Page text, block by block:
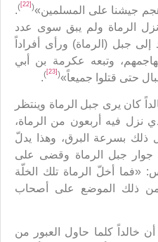
جيشنا على المسلمين»(
[22]
)
.
الرماة ولم يبق سوى عدد
جبل (الرماة) ورأى أفراداً
وتبعه عكرمة بن أبي
حتى قتلوا جميعاً»(
[23]
)
.
كان يرى جبل الرماة وينتظر
نزل فيه أربعون من الرماة،
ذلك بسرعة البرق، وهذا يدلّ
جوار جبل الرماة وقضى على
«فما أخلّ الرماة تلك الخلّة
من ذلك الموضع على أصحاب
خالداً كلما حاول العبور من